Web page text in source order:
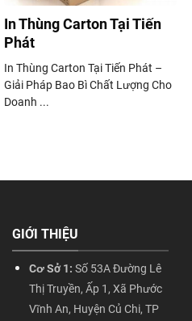
In Thùng Carton Tại Tiến
Phát
In Thùng Carton Tại Tiến Phát –
Giải Pháp Bao Bì Chất Lượng Cho
Doanh ...
GIỚI THIỆU
Cơ Sở 1: Số 53A Đường Lê
Thị Truyền, Ấp 1, Xã Phước
Vĩnh An, Huyện Củ Chi, TP